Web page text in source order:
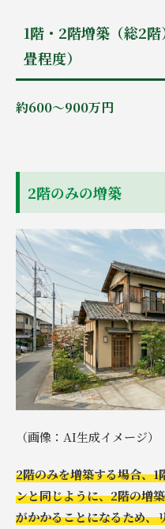
1階・2階増築（総2
畳程度）
約600～900万円
2階のみの増築
（画像：AI生成イメージ）
2階のみを増築する場合、
ンと同じように、2階の増
がかかることになるため、